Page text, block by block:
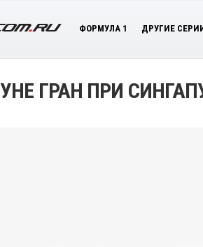
ФОРМУЛА 1 ДРУГИЕ
ГРАН ПРИ